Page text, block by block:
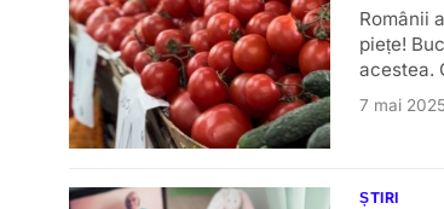
Românii
piețe!
acestea.
7 mai 2025
ȘTIRI